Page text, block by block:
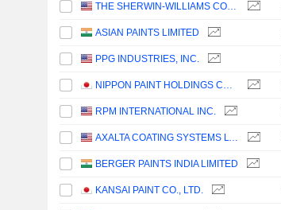
THE SHERWIN-WILLIAMS COMPANY
ASIAN PAINTS LIMITED
PPG INDUSTRIES, INC.
NIPPON PAINT HOLDINGS CO., LTD.
RPM INTERNATIONAL INC.
AXALTA COATING SYSTEMS LTD.
BERGER PAINTS INDIA LIMITED
KANSAI PAINT CO., LTD.